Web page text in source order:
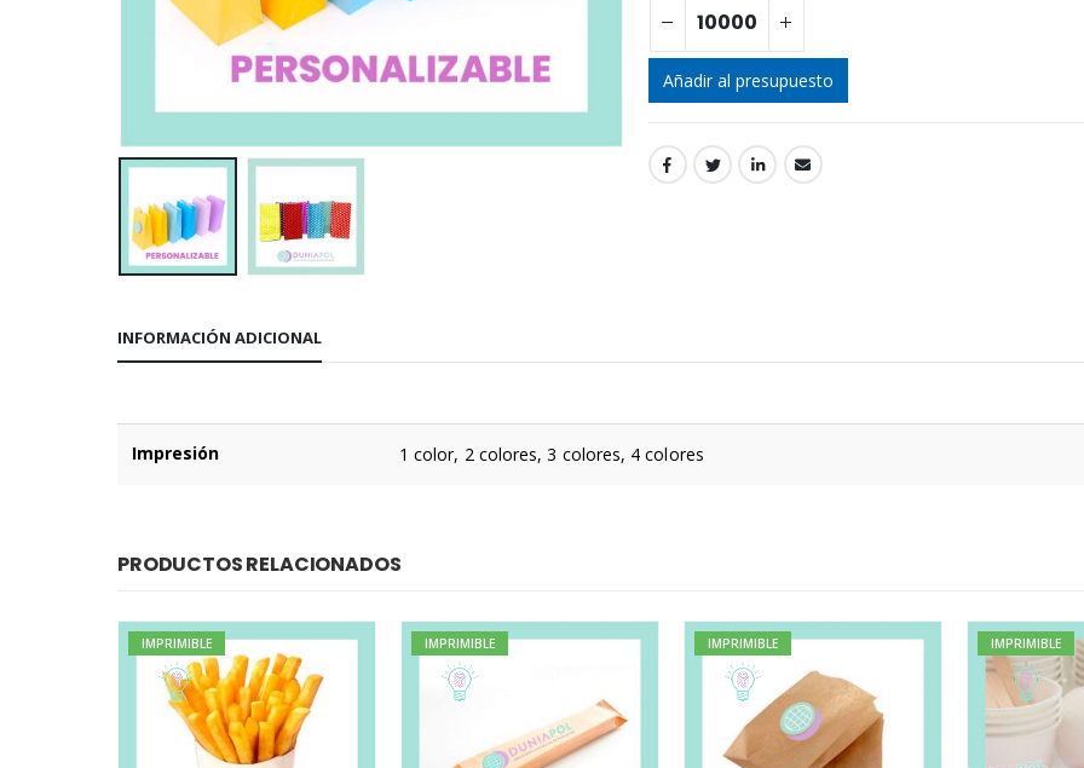
Añadir al presupuesto
INFORMACIÓN ADICIONAL
Impresión 1 color, 2 colores, 3 colores, 4 colores
PRODUCTOS RELACIONADOS
IMPRIMIBLE IMPRIMIBLE IMPRIMIBLE IMPRIMIBLE